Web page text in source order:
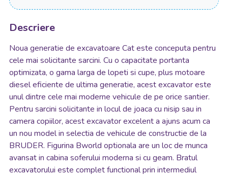
Descriere
Noua generatie de excavatoare Cat este conceputa pentru
cele mai solicitante sarcini. Cu o capacitate portanta
optimizata, o gama larga de lopeti si cupe, plus motoare
diesel eficiente de ultima generatie, acest excavator este
unul dintre cele mai moderne vehicule de pe orice santier.
Pentru sarcini solicitante in locul de joaca cu nisip sau in
camera copiilor, acest excavator excelent a ajuns acum ca
un nou model in selectia de vehicule de constructie de la
BRUDER. Figurina Bworld optionala are un loc de munca
avansat in cabina soferului moderna si cu geam. Bratul
excavatorului este complet functional prin intermediul